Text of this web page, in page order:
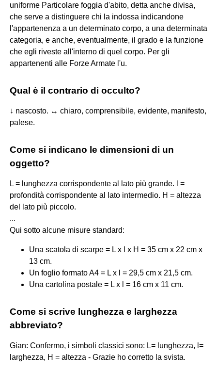
uniforme Particolare foggia d'abito, detta anche divisa,
che serve a distinguere chi la indossa indicandone
l'appartenenza a un determinato corpo, a una determinata
categoria, e anche, eventualmente, il grado e la funzione
che egli riveste all'interno di quel corpo. Per gli
appartenenti alle Forze Armate l'u.
Qual è il contrario di occulto?
↓ nascosto. ↔ chiaro, comprensibile, evidente, manifesto,
palese.
Come si indicano le dimensioni di un
oggetto?
L = lunghezza corrispondente al lato più grande. l =
profondità corrispondente al lato intermedio. H = altezza
del lato più piccolo.
...
Qui sotto alcune misure standard:
Una scatola di scarpe = L x l x H = 35 cm x 22 cm x
13 cm.
Un foglio formato A4 = L x l = 29,5 cm x 21,5 cm.
Una cartolina postale = L x l = 16 cm x 11 cm.
Come si scrive lunghezza e larghezza
abbreviato?
Gian: Confermo, i simboli classici sono: L= lunghezza, l=
larghezza, H = altezza - Grazie ho corretto la svista.